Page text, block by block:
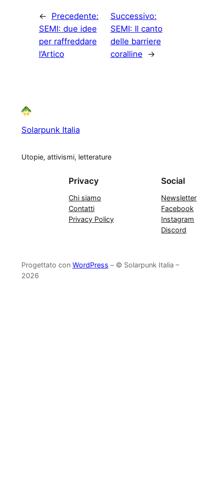
←
Precedente:
SEMI: due idee
per raffreddare
l’Artico
Successivo:
SEMI: Il canto
delle barriere
coralline
→
Solarpunk Italia
Utopie, attivismi, letterature
Privacy
Chi siamo
Contatti
Privacy Policy
Social
Newsletter
Facebook
Instagram
Discord
Progettato con WordPress – © Solarpunk Italia –
2026